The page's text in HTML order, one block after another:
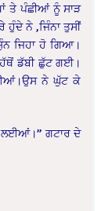
ਤੇ ਪੰਛੀਆਂ ਨੂੰ ਸਾੜ
ਨੇ ,ਜਿੰਨਾ ਤੁਸੀਂ
ਜਿਹਾ ਹੋ ਗਿਆ।
ਡੱਬੀ ਛੁੱਟ ਗਈ।
ਨੇ ਘੁੱਟ ਕੇ
ਲਈਆਂ।” ਗਟਾਰ ਦੇ